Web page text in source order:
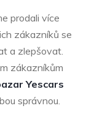
prodali více
zákazníků se
a zlepšovat.
zákazníkům
Yescars
správnou.